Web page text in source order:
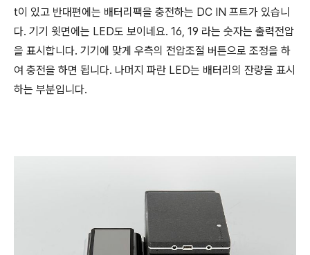
t이 있고 반대편에는 배터리팩을 충전하는 DC IN 프트가 있습니
다. 기기 윗면에는 LED도 보이네요. 16, 19 라는 숫자는 출력전압
을 표시합니다. 기기에 맞게 우측의 전압조절 버튼으로 조정을 하
여 충전을 하면 됩니다. 나머지 파란 LED는 배터리의 잔량을 표시
하는 부분입니다.